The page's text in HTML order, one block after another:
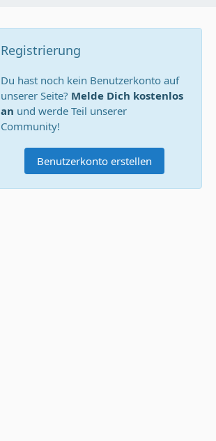
Registrierung
Du hast noch kein Benutzerkonto auf
unserer Seite? Melde Dich kostenlos
an und werde Teil unserer
Community!
Benutzerkonto erstellen